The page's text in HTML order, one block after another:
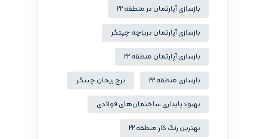
بازسازی آپارتمان در منطقه 22
بازسازی آپارتمان دریاچه چیتگر
بازسازی آپارتمان منطقه 22
بازسازی منطقه 22 برج ریحان چیتگر
بهبود پایداری ساختمان‌های فولادی
بهترین رنگ کار منطقه 22